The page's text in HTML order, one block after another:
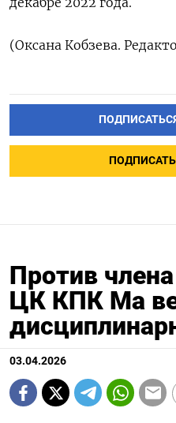
(Оксана ​Кобзева.
Против
ЦК КПК Ма
03.04.2026